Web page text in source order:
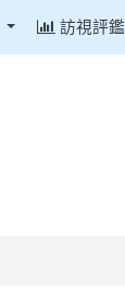
訪視評鑑